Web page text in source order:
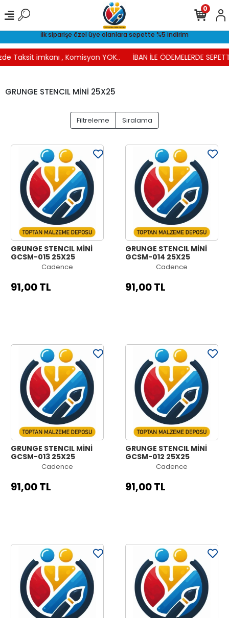
İlk siparişe özel üye olanlara sepette %5 indirim
Taksit imkanı , Komisyon YOK.. İBAN İLE ÖDEMELERDE
0
GRUNGE STENCIL MİNİ 25X25
Filtreleme Sıralama
GRUNGE STENCIL MİNİ
GCSM-015 25X25
Cadence
91,00 TL
GRUNGE STENCIL MİNİ
GCSM-014 25X25
Cadence
91,00 TL
GRUNGE STENCIL MİNİ
GCSM-013 25X25
Cadence
91,00 TL
GRUNGE STENCIL MİNİ
GCSM-012 25X25
Cadence
91,00 TL